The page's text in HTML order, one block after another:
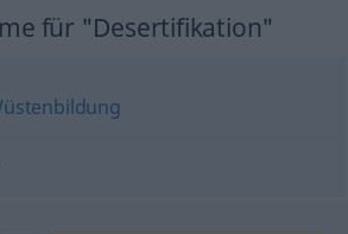
für "Desertifikation"